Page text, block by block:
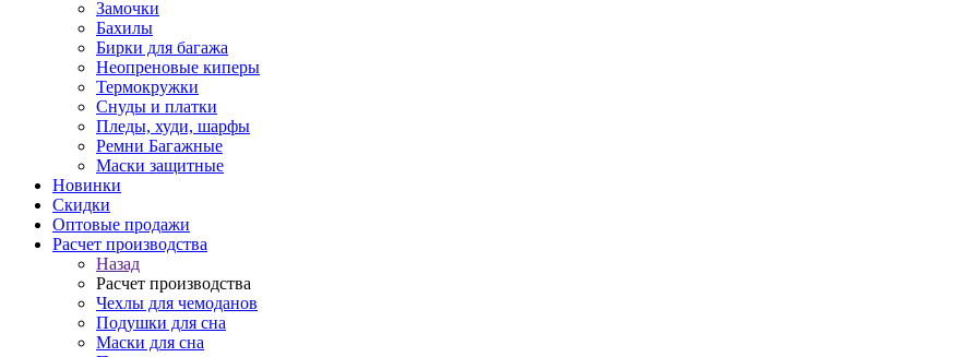
Замочки
Бахилы
Бирки для багажа
Неопреновые киперы
Термокружки
Снуды и платки
Пледы, худи, шарфы
Ремни Багажные
Маски защитные
Новинки
Скидки
Оптовые продажи
Расчет производства
Назад
Расчет производства
Чехлы для чемоданов
Подушки для сна
Маски для сна